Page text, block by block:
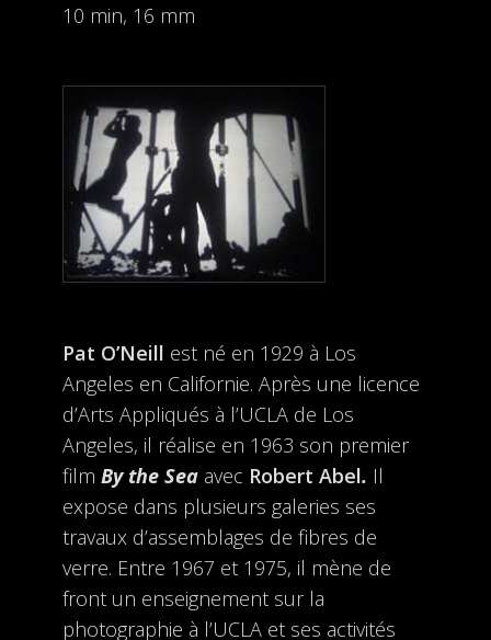
10 min, 16 mm
Pat O’Neill est né en 1929 à Los
Angeles en Californie. Après une licence
d’Arts Appliqués à l’UCLA de Los
Angeles, il réalise en 1963 son premier
film By the Sea avec Robert Abel. Il
expose dans plusieurs galeries ses
travaux d’assemblages de fibres de
verre. Entre 1967 et 1975, il mène de
front un enseignement sur la
photographie à l’UCLA et ses activités